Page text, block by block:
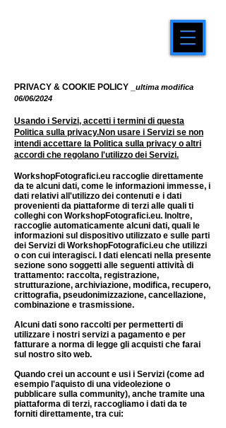
PRIVACY & COOKIE POLICY _ ultima modifica
06/06/2024
Usando i Servizi, accetti i termini di questa
Politica sulla privacy.Non usare i Servizi se non
intendi accettare la Politica sulla privacy o altri
accordi che regolano l'utilizzo dei Servizi.
WorkshopFotografici.eu raccoglie direttamente
da te alcuni dati, come le informazioni immesse, i
dati relativi all'utilizzo dei contenuti e i dati
provenienti da piattaforme di terzi alle quali ti
colleghi con WorkshopFotografici.eu. Inoltre,
raccoglie automaticamente alcuni dati, quali le
informazioni sul dispositivo utilizzato e sulle parti
dei Servizi di WorkshopFotografici.eu che utilizzi
o con cui interagisci. I dati elencati nella presente
sezione sono soggetti alle seguenti attività di
trattamento: raccolta, registrazione,
strutturazione, archiviazione, modifica, recupero,
crittografia, pseudonimizzazione, cancellazione,
combinazione e trasmissione.
Alcuni dati sono raccolti per permetterti di
utilizzare i nostri servizi a pagamento e per
fatturare a norma di legge gli acquisti che farai
sul nostro sito web.
Quando crei un account e usi i Servizi (come ad
esempio l'aquisto di una videolezione o
pubblicare sulla community), anche tramite una
piattaforma di terzi, raccogliamo i dati da te
forniti direttamente, tra cui: